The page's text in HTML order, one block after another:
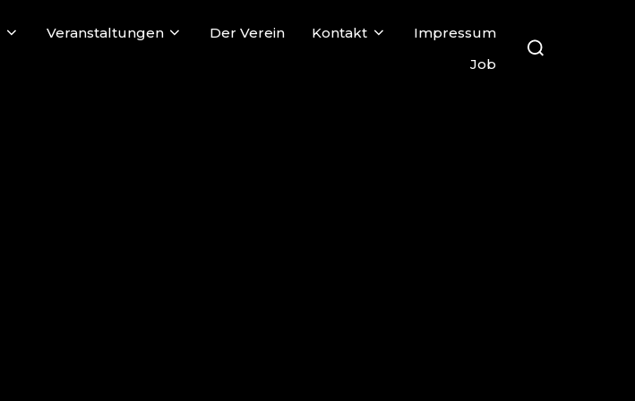
Veranstaltungen Der Verein Kontakt
Impressum
Job